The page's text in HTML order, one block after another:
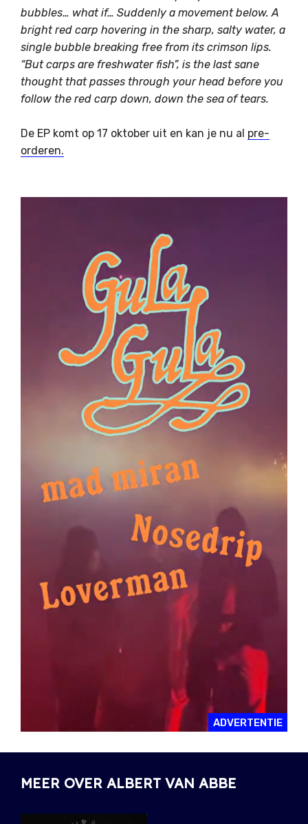
ADVERTENTIE
bubbles… what if… Suddenly a movement below. A
bright red carp hovering in the sharp, salty water, a
single bubble breaking free from its crimson lips.
“But carps are freshwater fish”, is the last sane
thought that passes through your head before you
follow the red carp down, down the sea of tears.
De EP komt op 17 oktober uit en kan je nu al pre-
orderen.
MEER OVER ALBERT VAN ABBE